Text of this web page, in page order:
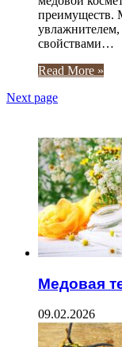
преимуществ.
увлажнителем,
свойствами…
Read More »
Next page
Медовая
09.02.2026